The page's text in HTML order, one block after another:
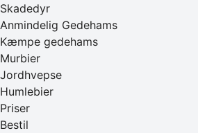
Skadedyr
Anmindelig Gedehams
Kæmpe gedehams
Murbier
Jordhvepse
Humlebier
Priser
Bestil